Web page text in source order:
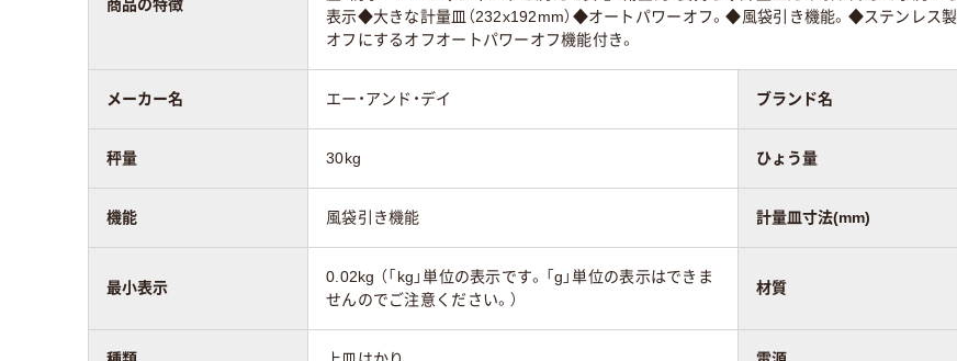
商品の特徴
表示◆大きな計量皿（232x192mm）◆オートパワーオフ。◆風袋引き機能。◆ステンレス
オフにするオフオートパワーオフ機能付き。
メーカー名 エー・アンド・デイ ブランド名
秤量 30kg ひょう量
機能 風袋引き機能 計量皿寸法(mm)
最小表示
0.02kg （「kg」単位の表示です。「g」単位の表示はできま
せんのでご注意ください。）
材質